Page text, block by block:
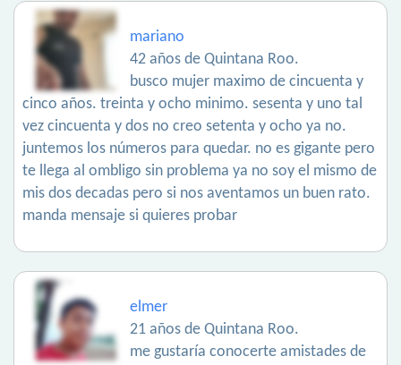
mariano
42 años de Quintana Roo.
busco mujer maximo de cincuenta y
cinco años. treinta y ocho minimo. sesenta y uno tal
vez cincuenta y dos no creo setenta y ocho ya no.
juntemos los números para quedar. no es gigante pero
te llega al ombligo sin problema ya no soy el mismo de
mis dos decadas pero si nos aventamos un buen rato.
manda mensaje si quieres probar
elmer
21 años de Quintana Roo.
me gustaría conocerte amistades de